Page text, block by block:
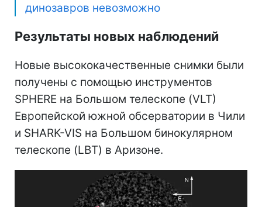
динозавров невозможно
Результаты новых наблюдений
Новые высококачественные снимки были
получены с помощью инструментов
SPHERE на Большом телескопе (VLT)
Европейской южной обсерватории в Чили
и SHARK-VIS на Большом бинокулярном
телескопе (LBT) в Аризоне.